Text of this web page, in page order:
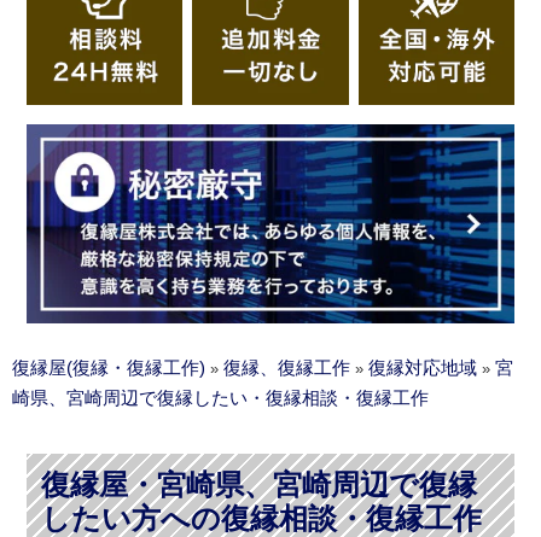
復縁屋(復縁・復縁工作) » 復縁、復縁工作 » 復縁対応地域 » 宮
崎県、宮崎周辺で復縁したい・復縁相談・復縁工作
復縁屋・宮崎県、宮崎周辺で復縁
したい方への復縁相談・復縁工作